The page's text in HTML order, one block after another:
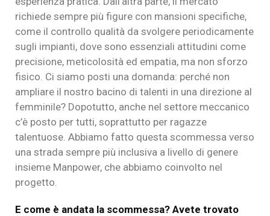
richiede sempre più figure con mansioni specifiche,
come il controllo qualità da svolgere periodicamente
sugli impianti, dove sono essenziali attitudini come
precisione, meticolosità ed empatia, ma non sforzo
fisico. Ci siamo posti una domanda: perché non
ampliare il nostro bacino di talenti in una direzione al
femminile? Dopotutto, anche nel settore meccanico
c’è posto per tutti, soprattutto per ragazze
talentuose. Abbiamo fatto questa scommessa verso
una strada sempre più inclusiva a livello di genere
insieme Manpower, che abbiamo coinvolto nel
progetto.
E come è andata la scommessa? Avete trovato